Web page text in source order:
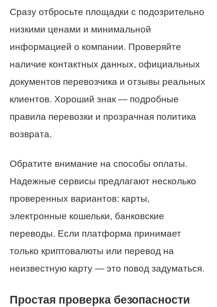
Сразу отбросьте площадки с подозрительно
низкими ценами и минимальной
информацией о компании. Проверяйте
наличие контактных данных, официальных
документов перевозчика и отзывы реальных
клиентов. Хороший знак — подробные
правила перевозки и прозрачная политика
возврата.
Обратите внимание на способы оплаты.
Надежные сервисы предлагают несколько
проверенных вариантов: карты,
электронные кошельки, банковские
переводы. Если платформа принимает
только криптовалюты или перевод на
неизвестную карту — это повод задуматься.
Простая проверка безопасности